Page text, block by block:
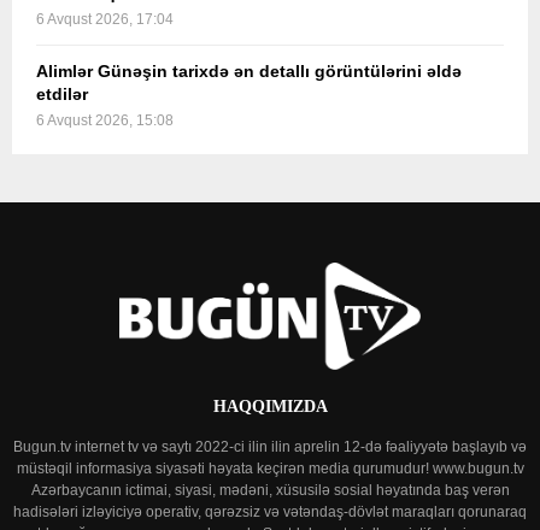
6 Avqust 2026, 17:04
Alimlər Günəşin tarixdə ən detallı görüntülərini əldə
etdilər
6 Avqust 2026, 15:08
HAQQIMIZDA
Bugun.tv internet tv və saytı 2022-ci ilin ilin aprelin 12-də fəaliyyətə başlayıb və
müstəqil informasiya siyasəti həyata keçirən media qurumudur! www.bugun.tv
Azərbaycanın ictimai, siyasi, mədəni, xüsusilə sosial həyatında baş verən
hadisələri izləyiciyə operativ, qərəzsiz və vətəndaş-dövlət maraqları qorunaraq